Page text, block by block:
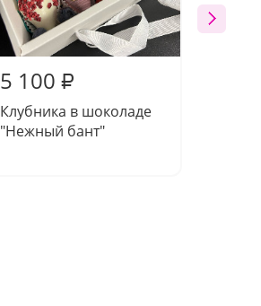
5 100 ₽
Клубника в шоколаде
"Нежный бант"